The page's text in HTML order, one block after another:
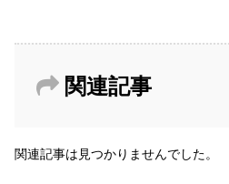
関連記事
関連記事は見つかりませんでした。